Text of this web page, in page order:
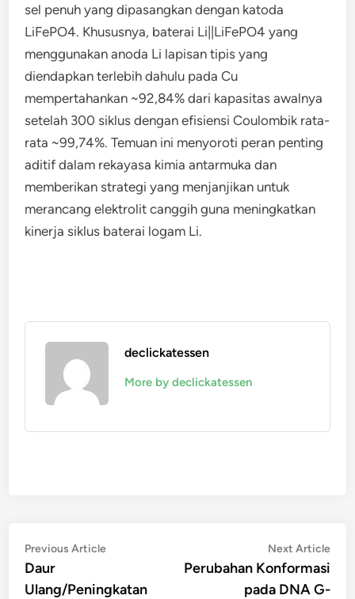
sel penuh yang dipasangkan dengan katoda
LiFePO4. Khususnya, baterai Li||LiFePO4 yang
menggunakan anoda Li lapisan tipis yang
diendapkan terlebih dahulu pada Cu
mempertahankan ~92,84% dari kapasitas awalnya
setelah 300 siklus dengan efisiensi Coulombik rata-
rata ~99,74%. Temuan ini menyoroti peran penting
aditif dalam rekayasa kimia antarmuka dan
memberikan strategi yang menjanjikan untuk
merancang elektrolit canggih guna meningkatkan
kinerja siklus baterai logam Li.
declickatessen
More by declickatessen
Navigasi
pos
Previous ArticlePrevious
Daur
Ulang/Peningkatan
Next Article
Perubahan Konformasi
pada DNA G-